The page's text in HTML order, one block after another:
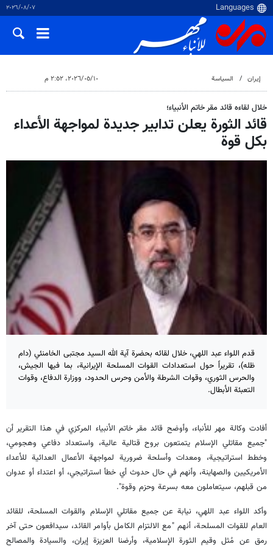
٠٧‏/٠٨‏/٢٠٢٦
إيران السياسة ١٠‏/٠٥‏/٢٠٢٦، ٢:٥٢ م
خلال لقاءه قائد مقر خاتم الأنبياء؛
قائد الثورة يعلن تدابير جديدة لمواجهة الأعداء
بكل قوة
قدم اللواء عبد اللهي، خلال لقائه بحضرة آية الله السيد مجتبى الخامنئي (دام
ظله)، تقريراً حول استعدادات القوات المسلحة الإيرانية، بما فيها الجيش،
والحرس الثوري، وقوات الشرطة والأمن وحرس الحدود، ووزارة الدفاع، وقوات
التعبئة الأبطال.
أفادت وكالة مهر للأنباء، وأوضح قائد مقر خاتم الأنبياء المركزي في هذا التقرير أن
"جميع مقاتلي الإسلام يتمتعون بروح قتالية عالية، واستعداد دفاعي وهجومي،
وخطط استراتيجية، ومعدات وأسلحة ضرورية لمواجهة الأعمال العدائية للأعداء
الأمريكيين والصهاينة، وأنهم في حال حدوث أي خطأ استراتيجي، أو اعتداء أو عدوان
من قبلهم، سيتعاملون معه بسرعة وحزم وقوة".
وأكد اللواء عبد اللهي، نيابة عن جميع مقاتلي الإسلام والقوات المسلحة، للقائد
العام للقوات المسلحة، أنهم "مع الالتزام الكامل بأوامر القائد، سيدافعون حتى آخر
رمق عن مُثل وقيم الثورة الإسلامية، وأرضنا العزيزة إيران، والسيادة والمصالح